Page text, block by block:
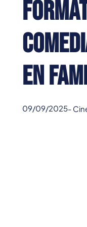
en
09/09/2025-